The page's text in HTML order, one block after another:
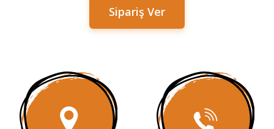
Sipariş Ver